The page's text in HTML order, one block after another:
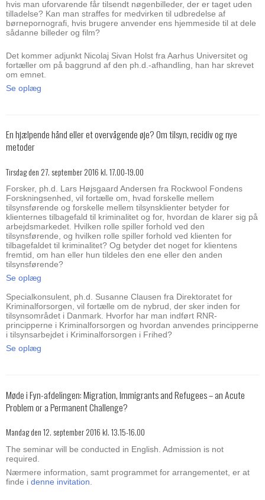
hvis man uforvarende får tilsendt nøgenbilleder, der er taget uden
tilladelse? Kan man straffes for medvirken til udbredelse af
børnepornografi, hvis brugere anvender ens hjemmeside til at dele
sådanne billeder og film?
Det kommer adjunkt Nicolaj Sivan Holst fra Aarhus Universitet og
fortæller om på baggrund af den ph.d.-afhandling, han har skrevet
om emnet.
Se oplæg
En hjælpende hånd eller et overvågende øje? Om tilsyn, recidiv og nye
metoder
Tirsdag den 27. september 2016 kl. 17.00-19.00
Forsker, ph.d. Lars Højsgaard Andersen fra Rockwool Fondens
Forskningsenhed, vil fortælle om, hvad forskelle mellem
tilsynsførende og forskelle mellem tilsynsklienter betyder for
klienternes tilbagefald til kriminalitet og for, hvordan de klarer sig på
arbejdsmarkedet. Hvilken rolle spiller forhold ved den
tilsynsførende, og hvilken rolle spiller forhold ved klienten for
tilbagefaldet til kriminalitet? Og betyder det noget for klientens
fremtid, om han eller hun tildeles den ene eller den anden
tilsynsførende?
Se oplæg
Specialkonsulent, ph.d. Susanne Clausen fra Direktoratet for
Kriminalforsorgen, vil fortælle om de nybrud, der sker inden for
tilsynsområdet i Danmark. Hvorfor har man indført RNR-
principperne i Kriminalforsorgen og hvordan anvendes principperne
i tilsynsarbejdet i Kriminalforsorgen i Frihed?
Se oplæg
Møde i Fyn-afdelingen: Migration, Immigrants and Refugees – an Acute
Problem or a Permanent Challenge?
Mandag den 12. september 2016 kl. 13.15-16.00
The seminar will be conducted in English. Admission is not
required.
Nærmere information, samt programmet for arrangementet, er at
finde i denne invitation